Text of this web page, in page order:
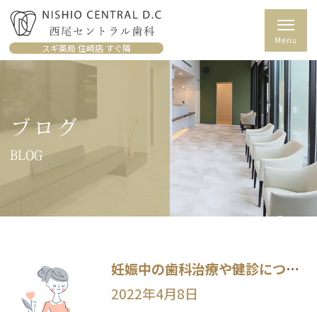
スギ薬局 住崎店 すぐ隣
ブログ
BLOG
妊娠中の歯科治療や健診について
2022年4月8日